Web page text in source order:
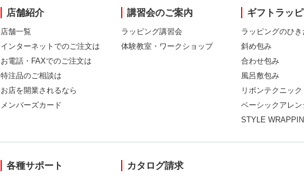
店舗紹介
店舗一覧
インターネットでのご注文は
お電話・FAXでのご注文は
特注品のご相談は
お店を開業されるなら
メンバーズカード
講習会のご案内
ラッピング講習会
体験教室・ワークショップ
ギフトラッ
ラッピングのひき
斜め包み
合わせ包み
風呂敷包み
リボンテクニック
ベーシックアレン
STYLE
各種サポート カタログ請求